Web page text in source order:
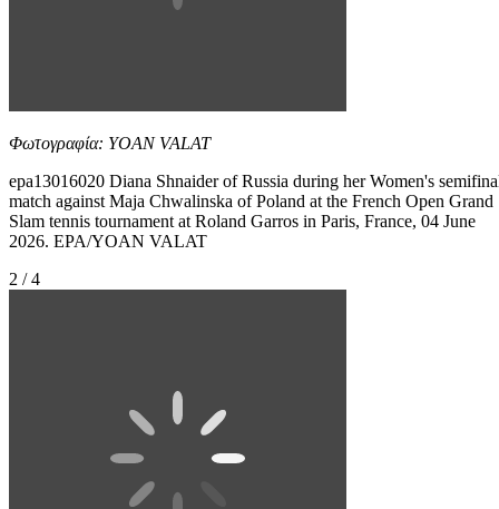
Φωτογραφία: YOAN VALAT
epa13016020 Diana Shnaider of Russia during her Women's
match against Maja Chwalinska of Poland at the French Open Grand
Slam tennis tournament at Roland Garros in Paris, France, 04 June
2026. EPA/YOAN VALAT
2 / 4